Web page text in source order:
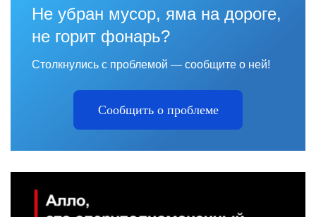
Не убран мусор, яма на дороге,
не горит фонарь?
Столкнулись с проблемой — сообщите о ней!
Сообщить о проблеме